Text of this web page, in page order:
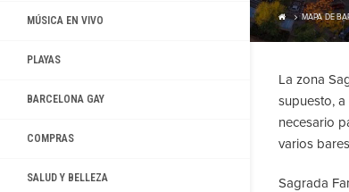
MÚSICA EN VIVO
PLAYAS
BARCELONA GAY
COMPRAS
SALUD Y BELLEZA
MAPA DE
La zona
supuesto,
necesario
varios
Sagrada